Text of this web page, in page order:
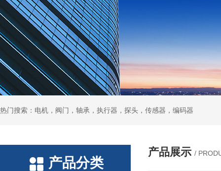
热门搜索：电机，阀门，轴承，执行器，探头，传感器，编码器
产品分类
产品展示 /